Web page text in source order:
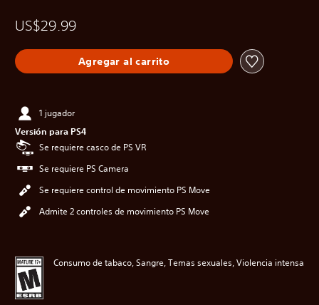
US$29.99
Agregar al carrito
1 jugador
Versión para PS4
Se requiere casco de PS VR
Se requiere PS Camera
Se requiere control de movimiento PS Move
Admite 2 controles de movimiento PS Move
Consumo de tabaco, Sangre, Temas sexuales, Violencia intensa